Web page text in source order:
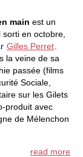
main est un
sorti en octobre,
Gilles Perret
la veine de sa
passée (films
Sociale,
sur les Gilets
produit avec
de Mélenchon
read more